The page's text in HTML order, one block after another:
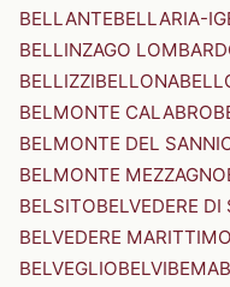
BELLANTEBELLARIA-
BELLINZAGO
BELLIZZIBELLONA
BELMONTE CALABRO
BELMONTE DEL
BELMONTE MEZZAGNO
BELSITOBELVEDERE DI
BELVEDERE MARITTIMO
BELVEGLIOBELVIBEMA